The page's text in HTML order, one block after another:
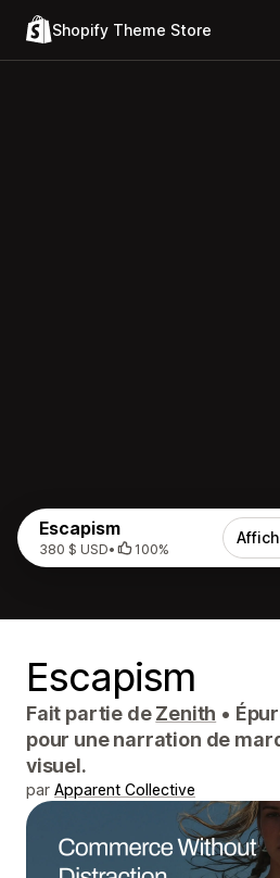
Shopify Theme Store
Escapism
380 $ USD• 100%
Escapism
Fait partie deZenith •
pour une narration de
visuel.
par Apparent Collective